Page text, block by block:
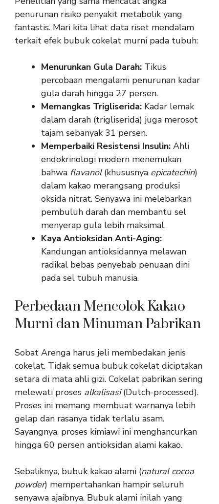
penurunan risiko penyakit metabolik yang
fantastis. Mari kita lihat data riset mendalam
terkait efek bubuk cokelat murni pada tubuh:
Menurunkan Gula Darah: Tikus
percobaan mengalami penurunan kadar
gula darah hingga 27 persen.
Memangkas Trigliserida: Kadar lemak
dalam darah (trigliserida) juga merosot
tajam sebanyak 31 persen.
Memperbaiki Resistensi Insulin: Ahli
endokrinologi modern menemukan
bahwa flavanol(khususnya epicatechin)
dalam kakao merangsang produksi
oksida nitrat. Senyawa ini melebarkan
pembuluh darah dan membantu sel
menyerap gula lebih maksimal.
Kaya Antioksidan Anti-Aging:
Kandungan antioksidannya melawan
radikal bebas penyebab penuaan dini
pada sel tubuh manusia.
Perbedaan Mencolok Kakao
Murni dan Minuman Pabrikan
Sobat Arenga harus jeli membedakan jenis
cokelat. Tidak semua bubuk cokelat diciptakan
setara di mata ahli gizi. Cokelat pabrikan sering
melewati proses alkalisasi(Dutch-processed).
Proses ini memang membuat warnanya lebih
gelap dan rasanya tidak terlalu asam.
Sayangnya, proses kimiawi ini menghancurkan
hingga 60 persen antioksidan alami kakao.
Sebaliknya, bubuk kakao alami (natural cocoa
powder) mempertahankan hampir seluruh
senyawa ajaibnya. Bubuk alami inilah yang